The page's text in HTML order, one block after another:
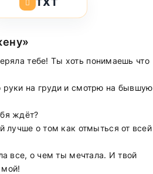
TXT
тебе! Ты хоть понимаешь что
руки на груди и смотрю на бывшую
ждёт?
о том как отмыться от всей
все, о чем ты мечтала. И твой